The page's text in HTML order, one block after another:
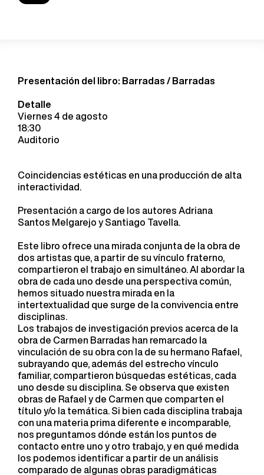
Presentación del libro: Barradas / Barradas
Detalle
Viernes 4 de agosto
18:30
Auditorio
Coincidencias estéticas en una producción de alta
interactividad.
Presentación a cargo de los autores Adriana
Santos Melgarejo y Santiago Tavella.
Este libro ofrece una mirada conjunta de la obra de
dos artistas que, a partir de su vínculo fraterno,
compartieron el trabajo en simultáneo. Al abordar la
obra de cada uno desde una perspectiva común,
hemos situado nuestra mirada en la
intertextualidad que surge de la convivencia entre
disciplinas.
Los trabajos de investigación previos acerca de la
obra de Carmen Barradas han remarcado la
vinculación de su obra con la de su hermano Rafael,
subrayando que, además del estrecho vínculo
familiar, compartieron búsquedas estéticas, cada
uno desde su disciplina. Se observa que existen
obras de Rafael y de Carmen que comparten el
título y/o la temática. Si bien cada disciplina trabaja
con una materia prima diferente e incomparable,
nos preguntamos dónde están los puntos de
contacto entre uno y otro trabajo, y en qué medida
los podemos identificar a partir de un análisis
comparado de algunas obras paradigmáticas